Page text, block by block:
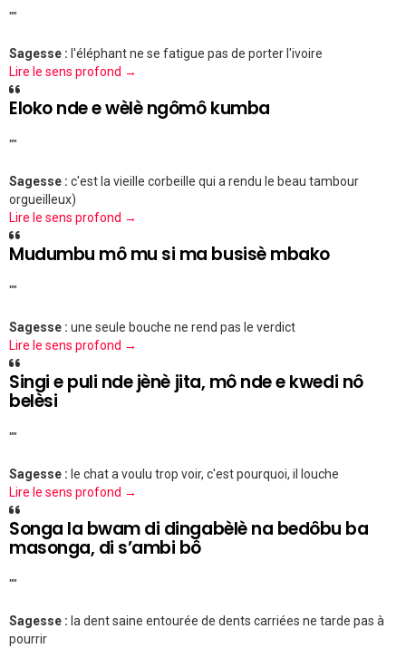
""
Sagesse : l'éléphant ne se fatigue pas de porter l'ivoire
Lire le sens profond →
Eloko nde e wèlè ngômô kumba
""
Sagesse : c'est la vieille corbeille qui a rendu le beau tambour
orgueilleux)
Lire le sens profond →
Mudumbu mô mu si ma busisè mbako
""
Sagesse : une seule bouche ne rend pas le verdict
Lire le sens profond →
Singi e puli nde jènè jita, mô nde e kwedi nô
belèsi
""
Sagesse : le chat a voulu trop voir, c'est pourquoi, il louche
Lire le sens profond →
Songa la bwam di dingabèlè na bedôbu ba
masonga, di s’ambi bô
""
Sagesse : la dent saine entourée de dents carriées ne tarde pas à
pourrir